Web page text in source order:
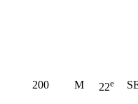
200 M 22e